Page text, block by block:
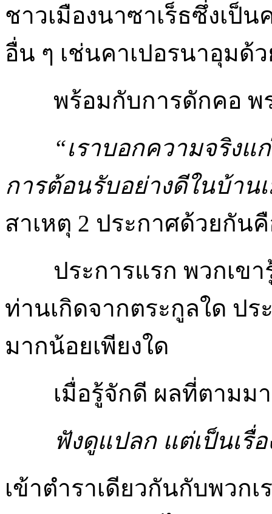
ชาวเมืองนาซาเร็ธซึ่งเป็
อื่น ๆ เช่นคาเปอรนาอุมด้ว
พร้อมกับการดักคอ พร
“เราบอกความจริง
การต้อนรับอย่างดีในบ้าน
สาเหตุ 2 ประกาศด้วยกัน
ประการแรก พวกเขา
ท่านเกิดจากตระกูลใด ป
มากน้อยเพียงใด
เมื่อรู้จักดี ผลที่ตามม
ฟังดูแปลก แต่เป็นเรื่
เข้าตำราเดียวกันกับพวก